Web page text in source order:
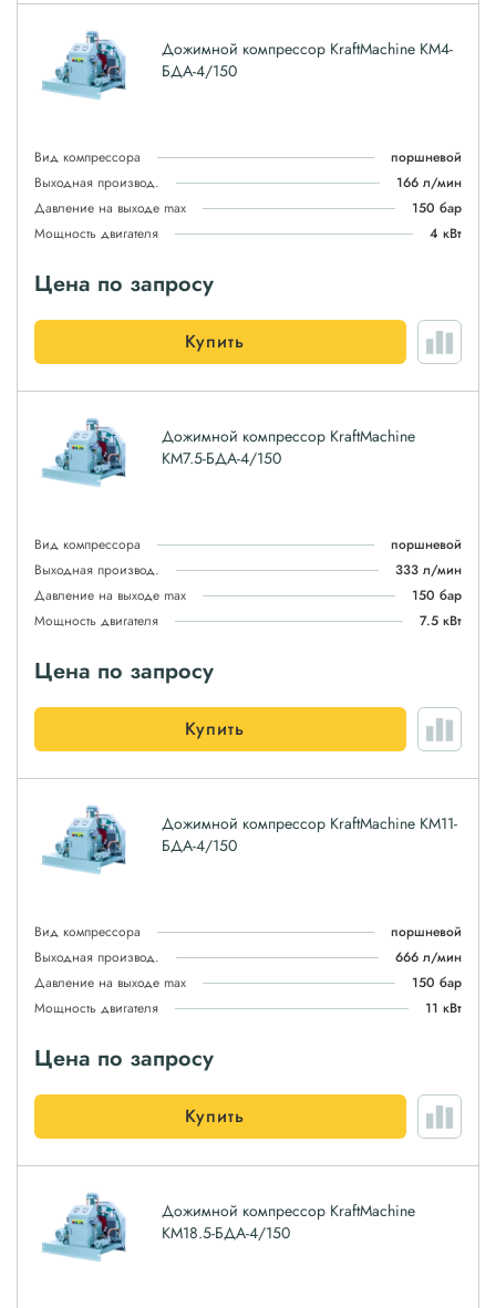
Дожимной компрессор KraftMachine КМ4-
БДА-4/150
Вид компрессора
поршневой
Выходная производ.
166 л/мин
Давление на выходе max
150 бар
Мощность двигателя
4 кВт
Цена по запросу
Купить
Дожимной компрессор KraftMachine
КМ7.5-БДА-4/150
Вид компрессора
поршневой
Выходная производ.
333 л/мин
Давление на выходе max
150 бар
Мощность двигателя
7.5 кВт
Цена по запросу
Купить
Дожимной компрессор KraftMachine КМ11-
БДА-4/150
Вид компрессора
поршневой
Выходная производ.
666 л/мин
Давление на выходе max
150 бар
Мощность двигателя
11 кВт
Цена по запросу
Купить
Дожимной компрессор KraftMachine
КМ18.5-БДА-4/150